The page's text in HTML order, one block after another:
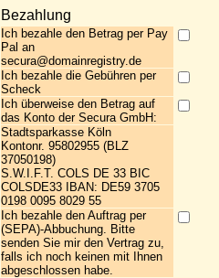
Bezahlung
Ich bezahle den Betrag per Pay
Pal an
secura@domainregistry.de
Ich bezahle die Gebühren per
Scheck
Ich überweise den Betrag auf
das Konto der Secura GmbH:
Stadtsparkasse Köln
Kontonr. 95802955 (BLZ
37050198)
S.W.I.F.T. COLS DE 33 BIC
COLSDE33 IBAN: DE59 3705
0198 0095 8029 55
Ich bezahle den Auftrag per
(SEPA)-Abbuchung. Bitte
senden Sie mir den Vertrag zu,
falls ich noch keinen mit Ihnen
abgeschlossen habe.